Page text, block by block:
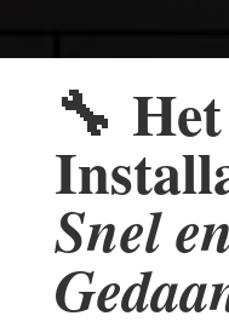
🔧 Het
Snel